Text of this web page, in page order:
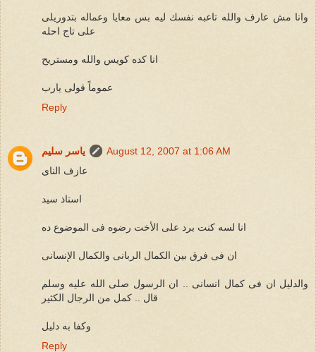
وانا مش عارف والله تاعبه نفسك ليه بس معايا وعماله بتدوريلى
على تاج احله
انا كده كويس والله ومستريح
عموماً قولى يارب
Reply
ياسر سليم
August 12, 2007 at 1:06 AM
عازف الناى
استاذ سيد
انا لسه كنت برد على الأخت رضوه فى الموضوع ده
ان فى فرق بين الكمال الربانى والكمال الإنسانى
والدليل ان فى كمال انسانى .. ان الرسول صلى الله عليه وسلم
قال .. كمل من الرجال الكثير
وكفا به دليل
Reply